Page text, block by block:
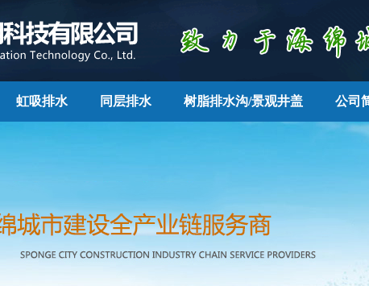
虹吸排水 同层排水 树脂排水沟/景观井盖 公司